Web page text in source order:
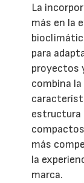
La
más en la
para
proyectos
combina
estructura
más
la
marca.